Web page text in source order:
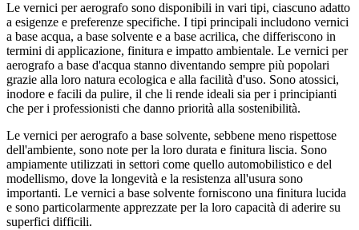
Le vernici per aerografo sono disponibili in vari tipi, ciascuno adatto
a esigenze e preferenze specifiche. I tipi principali includono vernici
a base acqua, a base solvente e a base acrilica, che differiscono in
termini di applicazione, finitura e impatto ambientale. Le vernici per
aerografo a base d'acqua stanno diventando sempre più popolari
grazie alla loro natura ecologica e alla facilità d'uso. Sono atossici,
inodore e facili da pulire, il che li rende ideali sia per i principianti
che per i professionisti che danno priorità alla sostenibilità.
Le vernici per aerografo a base solvente, sebbene meno rispettose
dell'ambiente, sono note per la loro durata e finitura liscia. Sono
ampiamente utilizzati in settori come quello automobilistico e del
modellismo, dove la longevità e la resistenza all'usura sono
importanti. Le vernici a base solvente forniscono una finitura lucida
e sono particolarmente apprezzate per la loro capacità di aderire su
superfici difficili.